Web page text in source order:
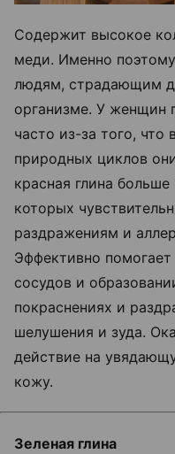
Содержит высокое
меди. Именно
людям, страдающим
организме. У женщин
часто из-за того, что
природных циклов
красная глина
которых
раздражениям и
Эффективно
сосудов и
покраснениях и
шелушения и зуда.
действие на
кожу.
Зеленая глина